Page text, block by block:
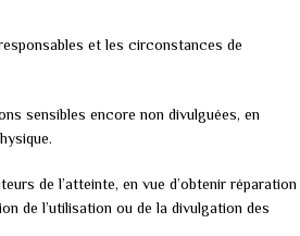
et les circonstances de
sensibles encore non divulguées, en
de l’atteinte, en vue d’obtenir réparation
de l’utilisation ou de la divulgation des